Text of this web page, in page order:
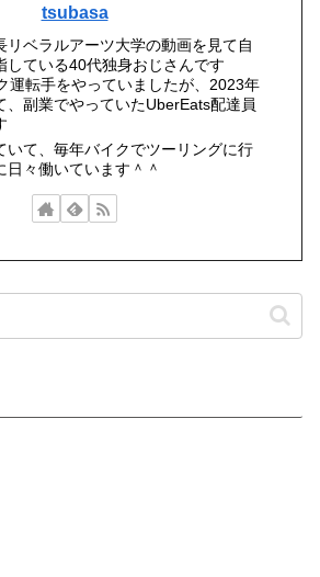
tsubasa
リベラルアーツ大学の動画を見て自
している40代独身おじさんです
運転手をやっていましたが、2023年
、副業でやっていたUberEats配達員
いて、毎年バイクでツーリングに行
日々働いています＾＾